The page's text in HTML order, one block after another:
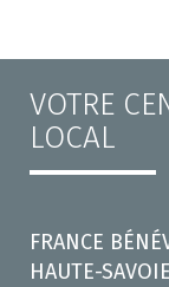
VOTRE
LOCAL
FRANCE
HAUTE-SAVOIE